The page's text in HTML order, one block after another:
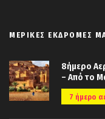
ΜΕΡΙΚΈΣ ΕΚΔΡΟΜΈΣ
8ήμερο
– Από το
7 ήμερο